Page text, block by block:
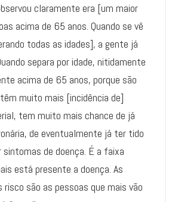
claramente era [um maior
acima de 65 anos. Quando se vê
todas as idades], a gente já
separa por idade, nitidamente
acima de 65 anos, porque são
muito mais [incidência de]
tem muito mais chance de já
de eventualmente já ter tido
de doença. É a faixa
está presente a doença. As
risco são as pessoas que mais vão